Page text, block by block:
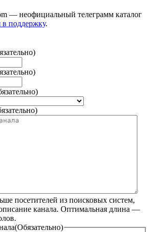
— неофициальный телеграмм каталог
в поддержку.
посетителей из поисковых систем,
канала. Оптимальная длина —
(Обязательно)